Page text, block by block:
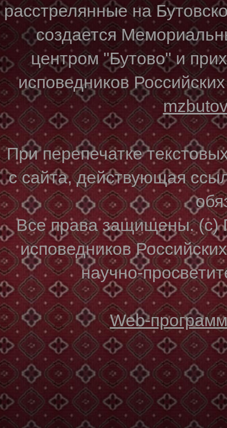
расстрелянные на
создается
центром "Бутово" и
исповедников
При перепечатке
с сайта, действующая
Все права защищены. (с)
исповедников
научно-
Web-